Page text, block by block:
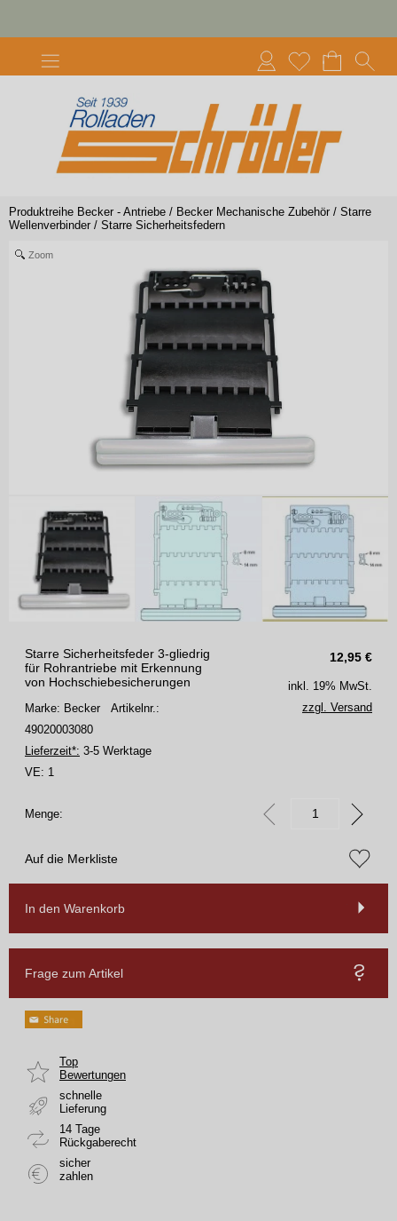
Produktreihe Becker - Antriebe / Becker Mechanische Zubehör / Starre
Wellenverbinder / Starre Sicherheitsfedern
Zoom
12,95 €
Starre Sicherheitsfeder 3-gliedrig
für Rohrantriebe mit Erkennung
von Hochschiebesicherungen
Marke: Becker Artikelnr.:
49020003080
Lieferzeit*: 3-5 Werktage
VE: 1
inkl. 19% MwSt.
zzgl. Versand
Menge:
Auf die Merkliste
In den Warenkorb
Frage zum Artikel
Top
Bewertungen
schnelle
Lieferung
14 Tage
Rückgaberecht
sicher
zahlen